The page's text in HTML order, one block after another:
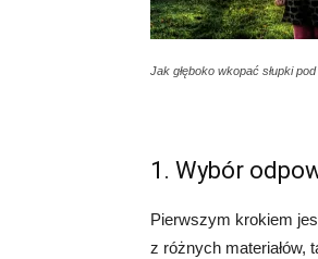
Jak głęboko wkopać słupki
1. Wybór
Pierwszym krokiem
z różnych materiałów,